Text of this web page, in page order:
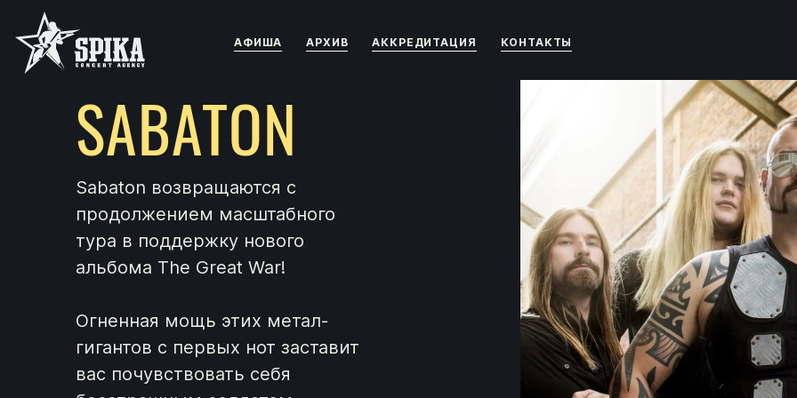
АФИША АРХИВ АККРЕДИТАЦИЯ КОНТАКТЫ
SABATON
Sabaton возвращаются с
продолжением масштабного
тура в поддержку нового
альбома The Great War!
Огненная мощь этих метал-
гигантов с первых нот заставит
вас почувствовать себя